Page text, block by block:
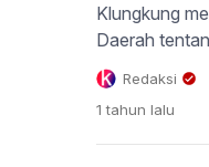
Klungkung
Daerah
Semesta
paripurna
Sudiana,
tersebut
Redaksi
1 tahun lalu